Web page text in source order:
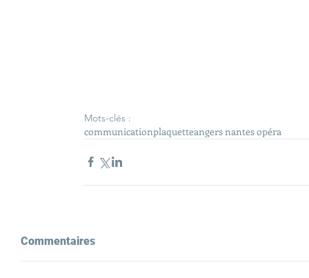
Mots-clés :
communicationplaquetteangers nantes opéra
Commentaires